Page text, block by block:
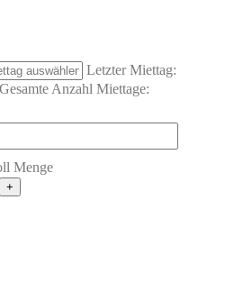
Letzter Miettag:
Gesamte Anzahl Miettage:
Menge